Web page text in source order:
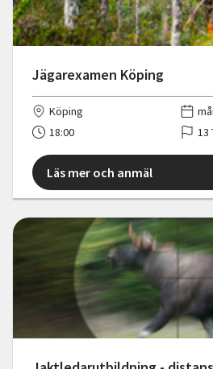
Jägarexamen Köping
Köping
18:00
13
Läs mer och anmäl